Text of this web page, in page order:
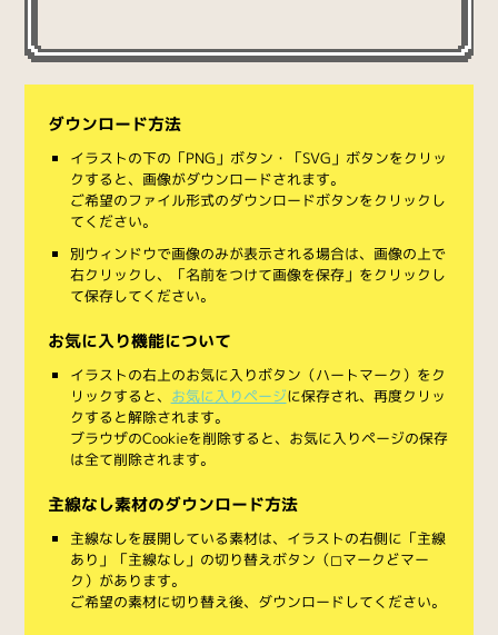
ダウンロード方法
イラストの下の「PNG」ボタン・「SVG」ボタンをクリッ
クすると、画像がダウンロードされます。
ご希望のファイル形式のダウンロードボタンをクリックし
てください。
別ウィンドウで画像のみが表示される場合は、画像の上で
右クリックし、「名前をつけて画像を保存」をクリックし
て保存してください。
お気に入り機能について
イラストの右上のお気に入りボタン（ハートマーク）をク
リックすると、 お気に入りページに保存され、再度クリッ
クすると解除されます。
ブラウザのCookieを削除すると、お気に入りページの保存
は全て削除されます。
主線なし素材のダウンロード方法
主線なしを展開している素材は、イラストの右側に「主線
あり」「主線なし」の切り替えボタン（◻︎マークと◼︎マー
ク）があります。
ご希望の素材に切り替え後、ダウンロードしてください。